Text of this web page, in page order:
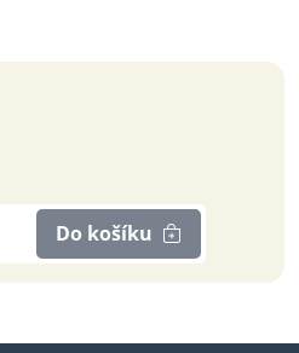
Do košíku